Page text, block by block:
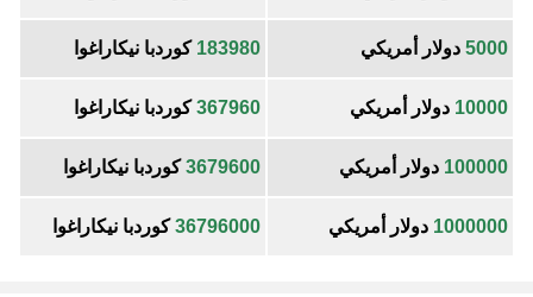
5000 دولار أمريكي 183980 كوردبا نيكاراغوا
10000 دولار أمريكي 367960كوردبا نيكاراغوا
100000 دولار أمريكي 3679600كوردبا نيكاراغوا
1000000 دولار أمريكي 36796000كوردبا نيكاراغوا